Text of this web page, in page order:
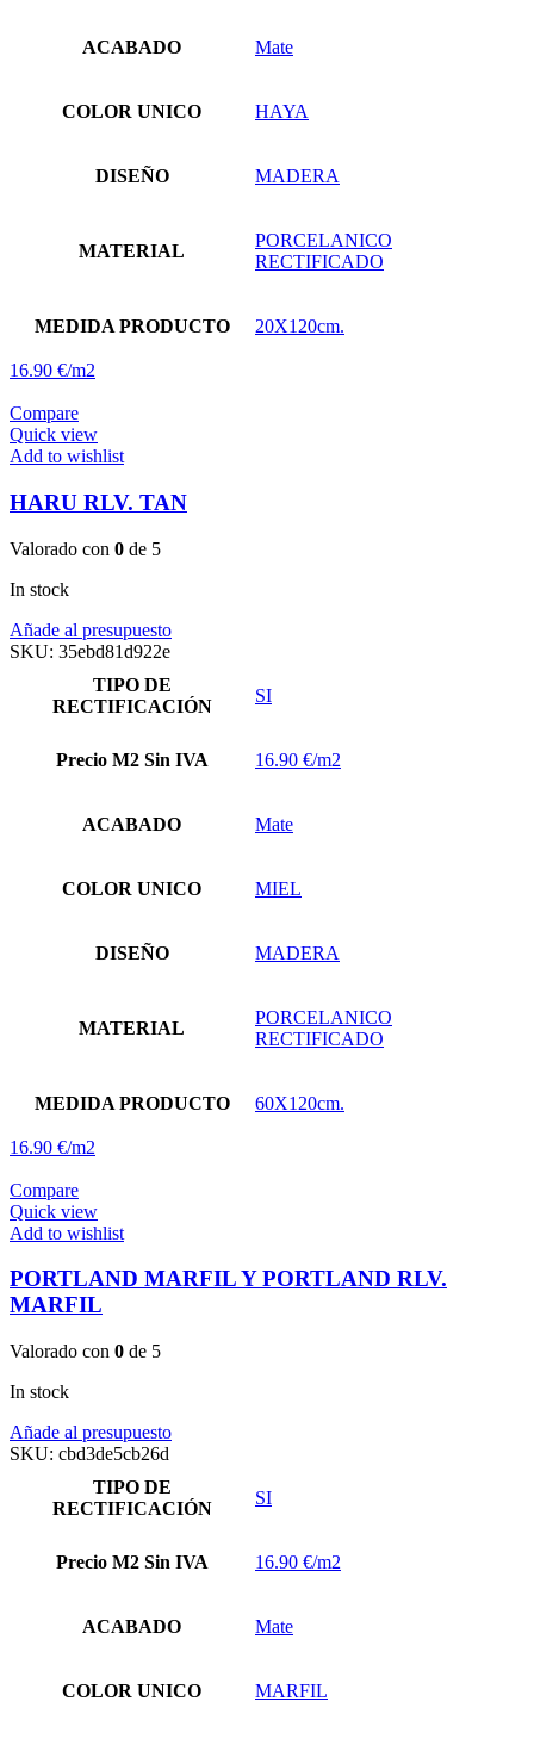
ACABADO Mate
COLOR UNICO HAYA
DISEÑO MADERA
MATERIAL
PORCELANICO
RECTIFICADO
MEDIDA PRODUCTO 20X120cm.
16.90 €/m2
Compare
Quick view
Add to wishlist
HARU RLV. TAN
Valorado con 0 de 5
In stock
Añade al presupuesto
SKU: 35ebd81d922e
TIPO DE
RECTIFICACIÓN
SI
Precio M2 Sin IVA 16.90 €/m2
ACABADO Mate
COLOR UNICO MIEL
DISEÑO MADERA
MATERIAL
PORCELANICO
RECTIFICADO
MEDIDA PRODUCTO 60X120cm.
16.90 €/m2
Compare
Quick view
Add to wishlist
PORTLAND MARFIL Y PORTLAND RLV.
MARFIL
Valorado con 0 de 5
In stock
Añade al presupuesto
SKU: cbd3de5cb26d
TIPO DE
RECTIFICACIÓN
SI
Precio M2 Sin IVA 16.90 €/m2
ACABADO Mate
COLOR UNICO MARFIL